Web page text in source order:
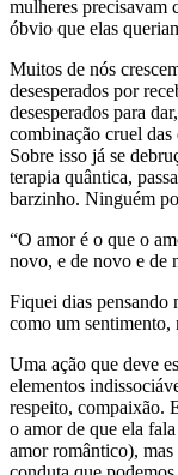
mulheres precisavam
óbvio que elas
Muitos de nós
desesperados por
desesperados para
combinação cruel das
Sobre isso já se
terapia quântica,
barzinho. Ninguém
“O amor é o que o
novo, e de novo e de
Fiquei dias pensando
como um sentimento,
Uma ação que deve
elementos
respeito, compaixão.
o amor de que ela
amor romântico), mas